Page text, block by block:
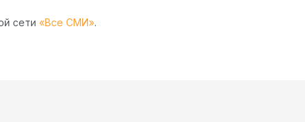
сети «Все СМИ».